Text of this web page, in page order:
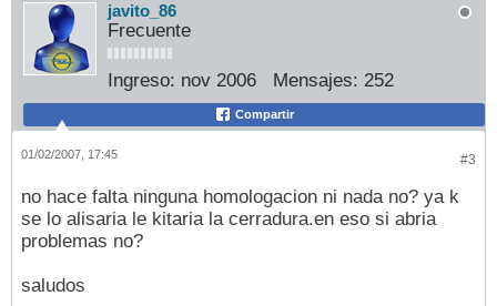
javito_86
Frecuente
Ingreso: nov 2006 Mensajes: 252
Compartir
#3
01/02/2007, 17:45
no hace falta ninguna homologacion ni nada no? ya k
se lo alisaria le kitaria la cerradura.en eso si abria
problemas no?
saludos